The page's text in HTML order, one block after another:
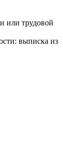
или трудовой
выписка из